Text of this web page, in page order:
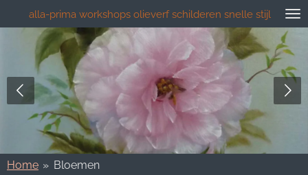
direct
hoofdinhoud
alla-prima workshops olieverf schilderen snelle stijl
Home » Bloemen